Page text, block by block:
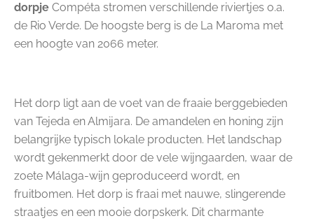
dorpje Compéta stromen verschillende riviertjes o.a.
de Rio Verde. De hoogste berg is de La Maroma met
een hoogte van 2066 meter.
Het dorp ligt aan de voet van de fraaie berggebieden
van Tejeda en Almijara. De amandelen en honing zijn
belangrijke typisch lokale producten. Het landschap
wordt gekenmerkt door de vele wijngaarden, waar de
zoete Málaga-wijn geproduceerd wordt, en
fruitbomen. Het dorp is fraai met nauwe, slingerende
straatjes en een mooie dorpskerk. Dit charmante